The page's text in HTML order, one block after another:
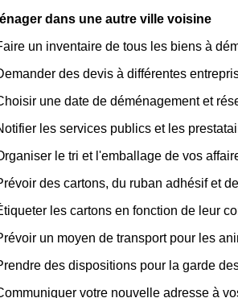
dans une autre ville voisine
un inventaire de tous les biens à
des devis à différentes
une date de déménagement et
les services publics et les
le tri et l'emballage de vos
des cartons, du ruban adhésif et
les cartons en fonction de leur
un moyen de transport pour les
des dispositions pour la garde
votre nouvelle adresse à